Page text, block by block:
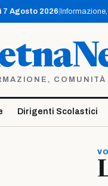
7 Agosto 2026
Dirigenti Scolastici